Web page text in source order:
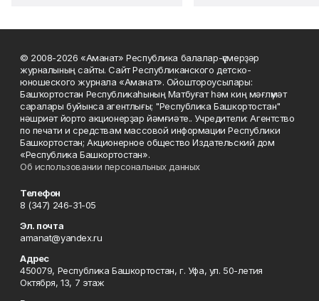
© 2008-2026 «Аманат» Республика балалар-үҫмерҙәр
журналының сайты. Сайт Республиканского детско-
юношеского журнала «Аманат». Ойоштороусылары:
Башҡортостан Республикаһының Матбуғат һәм киң мәғлүмәт
саралары буйынса агентлығы; "Республика Башкортостан"
нәшриәт йорто акционерҙар йәмғиәте.. Учредители: Агентство
по печати и средствам массовой информации Республики
Башкортостан; Акционерное общество Издательский дом
«Республика Башкортостан».
Об использовании персональных данных
Телефон
8 (347) 246-31-05
Эл. почта
amanat@yandex.ru
Адрес
450079, Республика Башкортостан, г. Уфа, ул. 50-летия
Октября, 13, 7 этаж